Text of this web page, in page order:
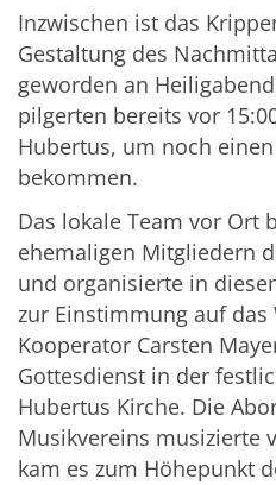
Inzwischen ist das
Gestaltung des
geworden an
pilgerten bereits vor
Hubertus, um noch
bekommen.
Das lokale Team vor Ort
ehemaligen Mitgliedern
und organisierte in
zur Einstimmung auf das
Kooperator Carsten
Gottesdienst in der
Hubertus Kirche. Die
Musikvereins musizierte
kam es zum Höhepunkt